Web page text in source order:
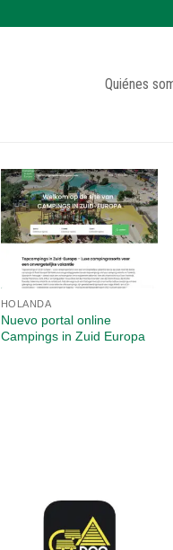
Quiénes
HOLANDA
Nuevo portal online
Campings in Zuid Europa